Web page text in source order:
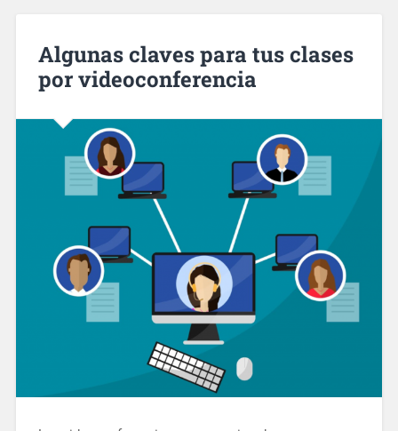
Algunas claves para tus clases
por videoconferencia